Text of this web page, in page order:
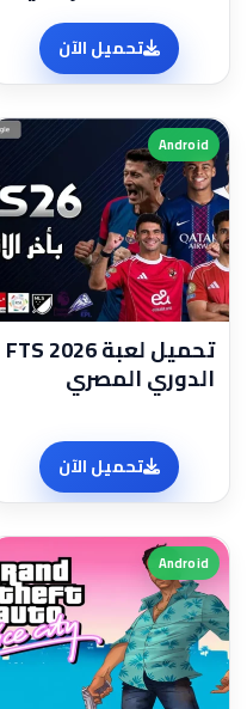
تحميل الآن
Android
تحميل لعبة FTS 2026
الدوري المصري
تحميل الآن
Android